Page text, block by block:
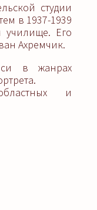
студии
в 1937-1939
училище. Его
Ахремчик.
в жанрах
и